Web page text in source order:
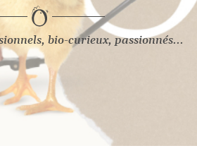
à recevoir nos propositions commerciales à
Vous pouvez vous désinscrire à tout moment en
.
Inscription
bio-curieux, passionnés...